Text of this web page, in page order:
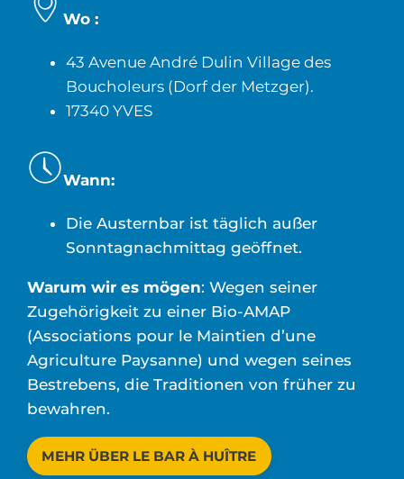
Wo :
43 Avenue André Dulin Village des
Boucholeurs (Dorf der Metzger).
17340 YVES
Wann:
Die Austernbar ist täglich außer
Sonntagnachmittag geöffnet.
Warum wir es mögen: Wegen seiner
Zugehörigkeit zu einer Bio-AMAP
(Associations pour le Maintien d’une
Agriculture Paysanne) und wegen seines
Bestrebens, die Traditionen von früher zu
bewahren.
MEHR ÜBER LE BAR À HUÎTRE